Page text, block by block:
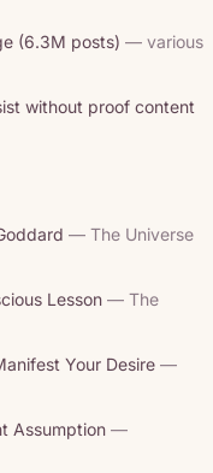
(6.3M posts) — various
without proof content
— The Universe
Lesson — The
Your Desire —
Assumption —